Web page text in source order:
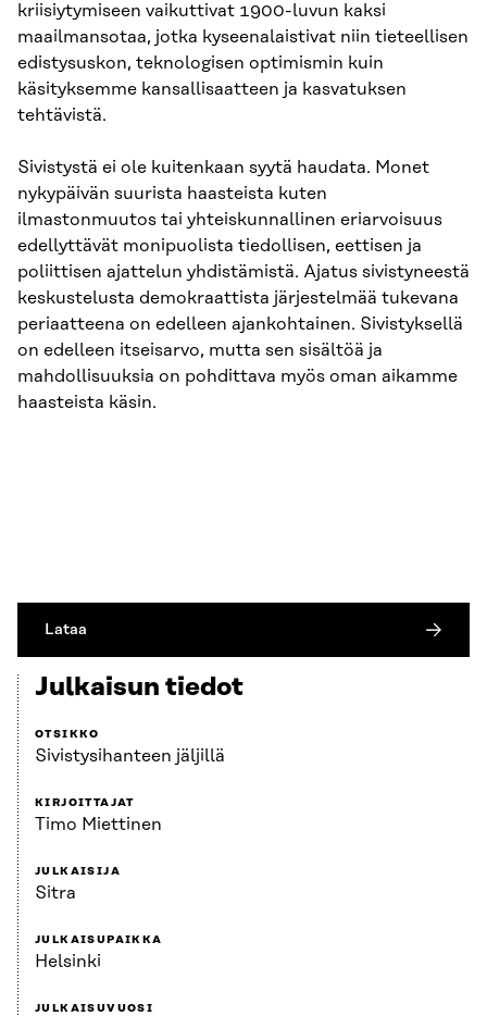
kriisiytymiseen vaikuttivat 1900-luvun kaksi
maailmansotaa, jotka kyseenalaistivat niin tieteellisen
edistysuskon, teknologisen optimismin kuin
käsityksemme kansallisaatteen ja kasvatuksen
tehtävistä.
Sivistystä ei ole kuitenkaan syytä haudata. Monet
nykypäivän suurista haasteista kuten
ilmastonmuutos tai yhteiskunnallinen eriarvoisuus
edellyttävät monipuolista tiedollisen, eettisen ja
poliittisen ajattelun yhdistämistä. Ajatus sivistyneestä
keskustelusta demokraattista järjestelmää tukevana
periaatteena on edelleen ajankohtainen. Sivistyksellä
on edelleen itseisarvo, mutta sen sisältöä ja
mahdollisuuksia on pohdittava myös oman aikamme
haasteista käsin.
Lataa
Julkaisun tiedot
OTSIKKO
Sivistysihanteen jäljillä
KIRJOITTAJAT
Timo Miettinen
JULKAISIJA
Sitra
JULKAISUPAIKKA
Helsinki
JULKAISUVUOSI